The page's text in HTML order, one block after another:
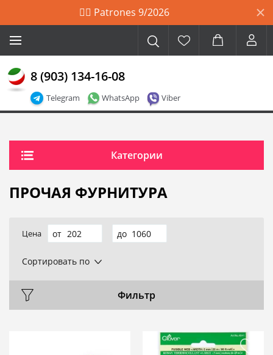
🙋‍♀️ Patrones 9/2026
Telegram WhatsApp Viber
8 (903) 134-16-08
Категории
ПРОЧАЯ ФУРНИТУРА
Цена
Сортировать по
Фильтр